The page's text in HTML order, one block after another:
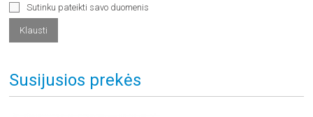
Sutinku pateikti savo duomenis
Susijusios prekės